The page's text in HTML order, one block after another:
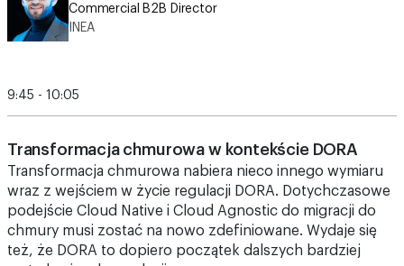
wraz z wejściem w życie regulacji DORA. Dotychczasowe
podejście Cloud Native i Cloud Agnostic do migracji do
chmury musi zostać na nowo zdefiniowane. Wydaje się
też, że DORA to dopiero początek dalszych bardziej
restrykcyjnych regulacji.
Digital Transformation